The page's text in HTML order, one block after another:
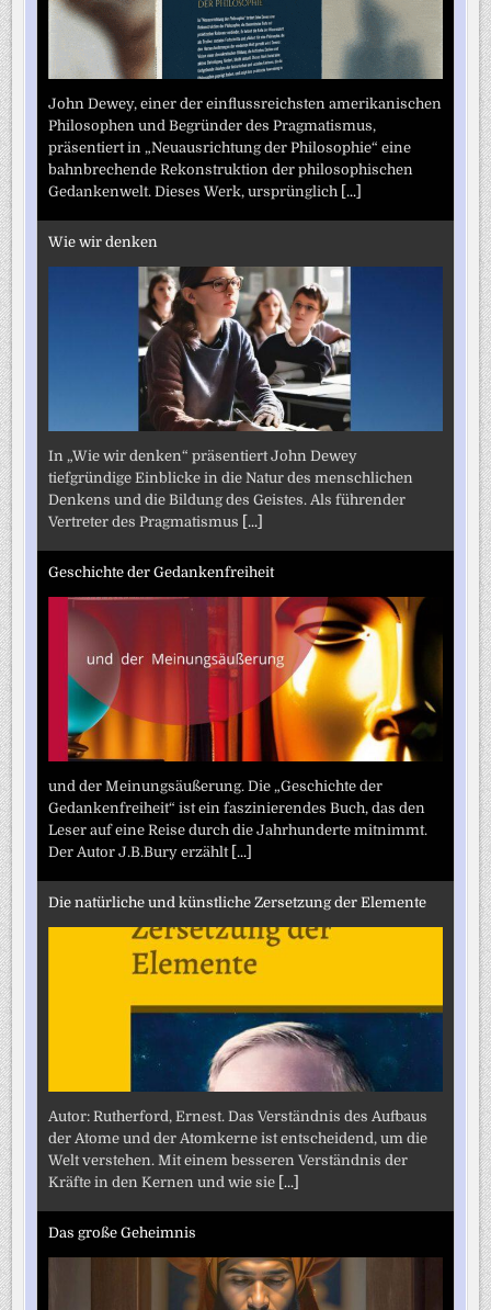
John Dewey, einer der einflussreichsten amerikanischen
Philosophen und Begründer des Pragmatismus,
präsentiert in „Neuausrichtung der Philosophie“ eine
bahnbrechende Rekonstruktion der philosophischen
Gedankenwelt. Dieses Werk, ursprünglich
[...]
Wie wir denken
In „Wie wir denken“ präsentiert John Dewey
tiefgründige Einblicke in die Natur des menschlichen
Denkens und die Bildung des Geistes. Als führender
Vertreter des Pragmatismus
[...]
Geschichte der Gedankenfreiheit
und der Meinungsäußerung. Die „Geschichte der
Gedankenfreiheit“ ist ein faszinierendes Buch, das den
Leser auf eine Reise durch die Jahrhunderte mitnimmt.
Der Autor J.B.Bury erzählt [...]
Die natürliche und künstliche Zersetzung der Elemente
Autor: Rutherford, Ernest. Das Verständnis des Aufbaus
der Atome und der Atomkerne ist entscheidend, um die
Welt verstehen. Mit einem besseren Verständnis der
Kräfte in den Kernen und wie sie [...]
Das große Geheimnis